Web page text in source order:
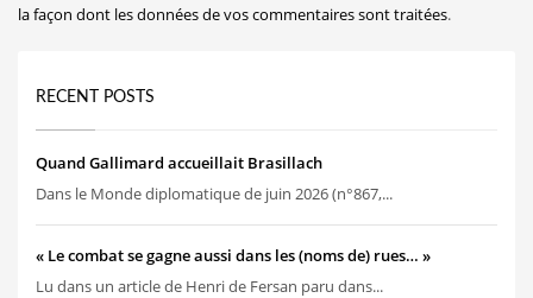
la façon dont les données de vos commentaires sont traitées.
RECENT POSTS
Quand Gallimard accueillait Brasillach
Dans le Monde diplomatique de juin 2026 (n°867,...
« Le combat se gagne aussi dans les (noms de) rues… »
Lu dans un article de Henri de Fersan paru dans...